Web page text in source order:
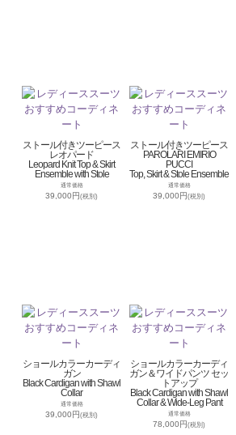
ストール付きツーピース
レオパード
Leopard Knit Top & Skirt
Ensemble with Stole
通常価格
39,000円(税別)
ストール付きツーピース
PAROLARI EMIRIO
PUCCI
Top, Skirt & Stole Ensemble
通常価格
39,000円(税別)
ショールカラーカーディ
ガン
Black Cardigan with Shawl
Collar
通常価格
39,000円(税別)
ショールカラーカーディ
ガン＆ワイドパンツ セッ
トアップ
Black Cardigan with Shawl
Collar & Wide-Leg Pant
通常価格
78,000円(税別)